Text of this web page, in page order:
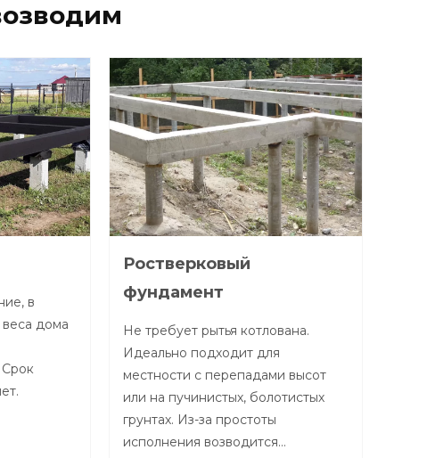
в
дома
Ростверковый
фундамент
Не требует рытья котлована.
Идеально подходит для
местности с перепадами высот
или на пучинистых, болотистых
грунтах. Из-за простоты
исполнения возводится…